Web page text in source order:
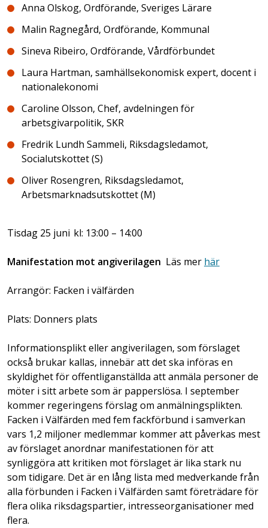
Anna Olskog, Ordförande, Sveriges Lärare
Malin Ragnegård, Ordförande, Kommunal
Sineva Ribeiro, Ordförande, Vårdförbundet
Laura Hartman, samhällsekonomisk expert, docent i
nationalekonomi
Caroline Olsson, Chef, avdelningen för
arbetsgivarpolitik, SKR
Fredrik Lundh Sammeli, Riksdagsledamot,
Socialutskottet (S)
Oliver Rosengren, Riksdagsledamot,
Arbetsmarknadsutskottet (M)
Tisdag 25 juni kl: 13:00 – 14:00
Manifestation mot angiverilagen Läs mer här
Arrangör: Facken i välfärden
Plats: Donners plats
Informationsplikt eller angiverilagen, som förslaget
också brukar kallas, innebär att det ska införas en
skyldighet för offentliganställda att anmäla personer de
möter i sitt arbete som är papperslösa. I september
kommer regeringens förslag om anmälningsplikten.
Facken i Välfärden med fem fackförbund i samverkan
vars 1,2 miljoner medlemmar kommer att påverkas mest
av förslaget anordnar manifestationen för att
synliggöra att kritiken mot förslaget är lika stark nu
som tidigare. Det är en lång lista med medverkande från
alla förbunden i Facken i Välfärden samt företrädare för
flera olika riksdagspartier, intresseorganisationer med
flera.